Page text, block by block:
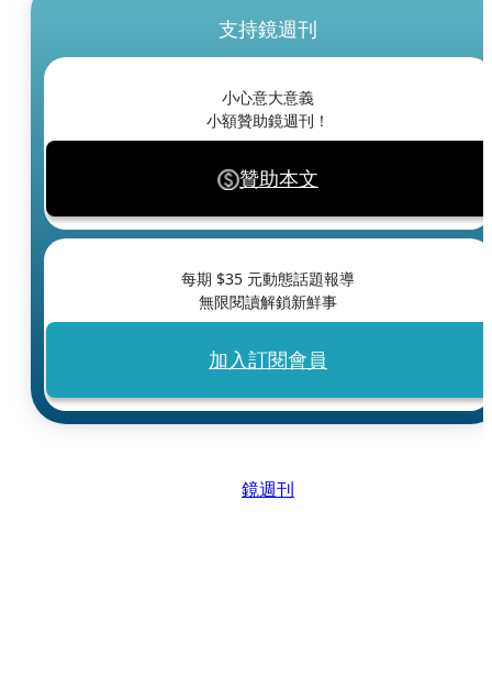
支持鏡週刊
小心意大意義
小額贊助鏡週刊！
贊助本文
每期 $35 元動態話題報導
無限閱讀解鎖新鮮事
加入訂閱會員
鏡週刊